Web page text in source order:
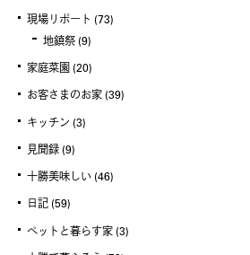
現場リポート (73)
地鎮祭 (9)
家庭菜園 (20)
お客さまのお家 (39)
キッチン (3)
見聞録 (9)
十勝美味しい (46)
日記 (59)
ペットと暮らす家 (3)